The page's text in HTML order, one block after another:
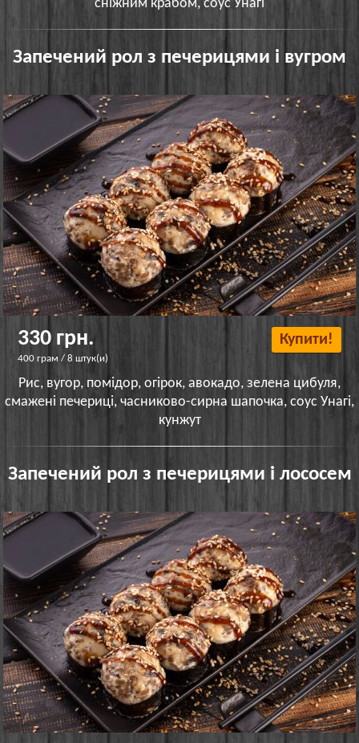
сніжним крабом, соус Унагі
Запечений рол з печерицями і вугром
330 грн.
400 грам / 8 штук(и)
Купити!
Рис, вугор, помідор, огірок, авокадо, зелена цибуля,
смажені печериці, часниково-сирна шапочка, соус Унагі,
кунжут
Запечений рол з печерицями і лососем